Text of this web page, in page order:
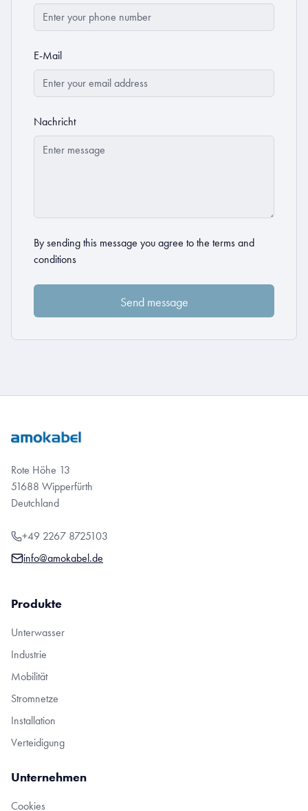
E-Mail
Nachricht
By sending this message you agree to the terms and
conditions
Rote Höhe 13
51688 Wipperfürth
Deutchland
+49 2267 8725103
info@amokabel.de
Produkte
Unterwasser
Industrie
Mobilität
Stromnetze
Installation
Verteidigung
Unternehmen
Cookies